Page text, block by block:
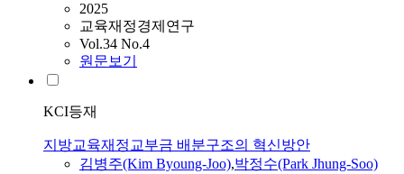
2025
교육재정경제연구
Vol.34 No.4
원문보기
KCI등재
지방교육재정교부금 배분구조의 혁신방안
김병주(Kim Byoung-Joo),박정수(Park Jhung-Soo)